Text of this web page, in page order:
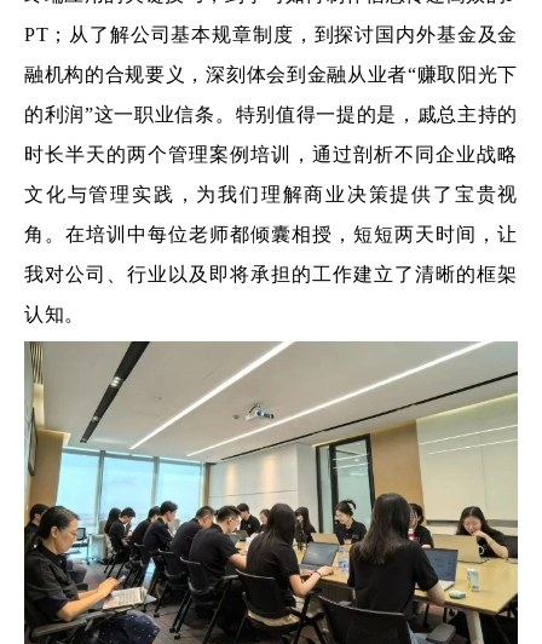
PT；从了解公司基本规章制度，到探讨国内外基金及金
融机构的合规要义，深刻体会到金融从业者“赚取阳光下
的利润”这一职业信条。特别值得一提的是，戚总主持的
时长半天的两个管理案例培训，通过剖析不同企业战略
文化与管理实践，为我们理解商业决策提供了宝贵视
角。在培训中每位老师都倾囊相授，短短两天时间，让
我对公司、行业以及即将承担的工作建立了清晰的框架
认知。